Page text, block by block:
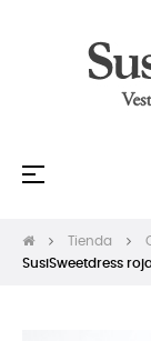
Navegación
☰
Tienda
SusiSweetdress